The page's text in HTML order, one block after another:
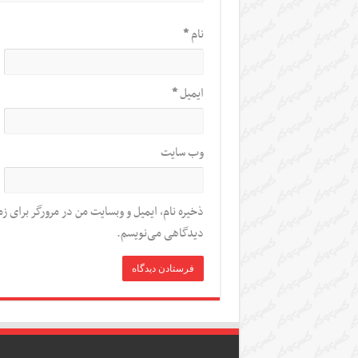
نام*
ایمیل*
وب‌ سایت
ذخیره نام، ایمیل و وبسایت من در مرورگر برای
دیدگاهی می‌نویسم.